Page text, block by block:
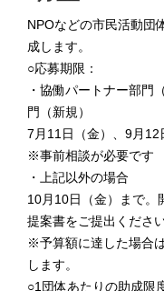
NPOなどの市民活動団
成します。
○応募期限：
・協働パートナー部門
門（新規）
7月11日（金）、9月12
※事前相談が必要です
・上記以外の場合
10月10日（金）まで。
提案書をご提出ください
※予算額に達した場合
します。
○1団体あたりの助成限